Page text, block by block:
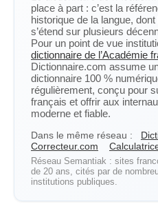
place à part : c’est la
historique de la langue,
s’étend sur plusieurs
Pour un point de vue
dictionnaire de l’Académie
Dictionnaire.com assume
dictionnaire 100 %
régulièrement, conçu pour
français et offrir aux
moderne et fiable.
Dans le même réseau :
Correcteur.com
Réseau Semantiak : sites
de 20 ans, cités par de
institutions publiques.